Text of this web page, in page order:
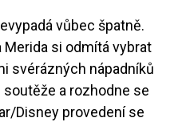
vůbec špatně.
si odmítá vybrat
svérázných nápadníků
a rozhodne se
Disney provedení se